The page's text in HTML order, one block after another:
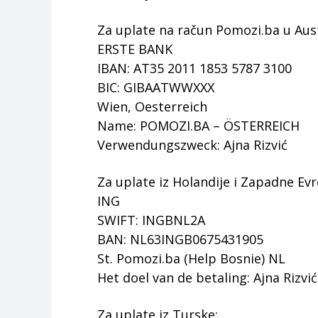
Za uplate na račun Pomozi.ba u
ERSTE BANK
IBAN: AT35 2011 1853 5787 3100
BIC: GIBAATWWXXX
Wien, Oesterreich
Name: POMOZI.BA – ÖSTERREICH
Verwendungszweck: Ajna Rizvić
Za uplate iz Holandije i Zapadne
ING
SWIFT: INGBNL2A
BAN: NL63INGB0675431905
St. Pomozi.ba (Help Bosnie) NL
Het doel van de betaling: Ajna Rizvić
Za uplate iz Turske: